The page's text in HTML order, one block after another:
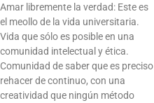
Amar libremente la verdad: Este es
el meollo de la vida universitaria.
Vida que sólo es posible en una
comunidad intelectual y ética.
Comunidad de saber que es preciso
rehacer de continuo, con una
creatividad que ningún método